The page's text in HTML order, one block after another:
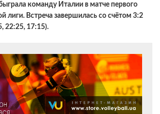
команду Италии в матче первого
лиги. Встреча завершилась со счётом 3:2
22:25, 17:15).